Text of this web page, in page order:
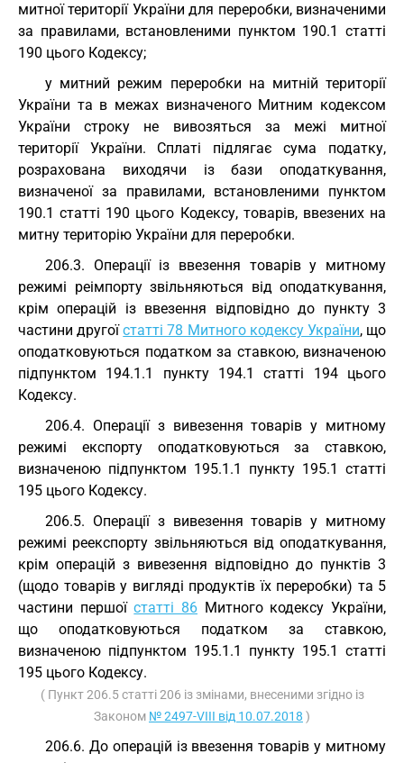
митної території України для переробки, визначеними
за правилами, встановленими пунктом 190.1 статті
190 цього Кодексу;
у митний режим переробки на митній території
України та в межах визначеного Митним кодексом
України строку не вивозяться за межі митної
території України. Сплаті підлягає сума податку,
розрахована виходячи із бази оподаткування,
визначеної за правилами, встановленими пунктом
190.1 статті 190 цього Кодексу, товарів, ввезених на
митну територію України для переробки.
206.3. Операції із ввезення товарів у митному
режимі реімпорту звільняються від оподаткування,
крім операцій із ввезення відповідно до пункту 3
частини другоїстатті 78 Митного кодексу України, що
оподатковуються податком за ставкою, визначеною
підпунктом 194.1.1 пункту 194.1 статті 194 цього
Кодексу.
206.4. Операції з вивезення товарів у митному
режимі експорту оподатковуються за ставкою,
визначеною підпунктом 195.1.1 пункту 195.1 статті
195 цього Кодексу.
206.5. Операції з вивезення товарів у митному
режимі реекспорту звільняються від оподаткування,
крім операцій з вивезення відповідно до пунктів 3
(щодо товарів у вигляді продуктів їх переробки) та 5
частини першоїстатті 86 Митного кодексу України,
що оподатковуються податком за ставкою,
визначеною підпунктом 195.1.1 пункту 195.1 статті
195 цього Кодексу.
( Пункт 206.5 статті 206 із змінами, внесеними згідно із
Законом № 2497-VIII від 10.07.2018 )
206.6. До операцій із ввезення товарів у митному